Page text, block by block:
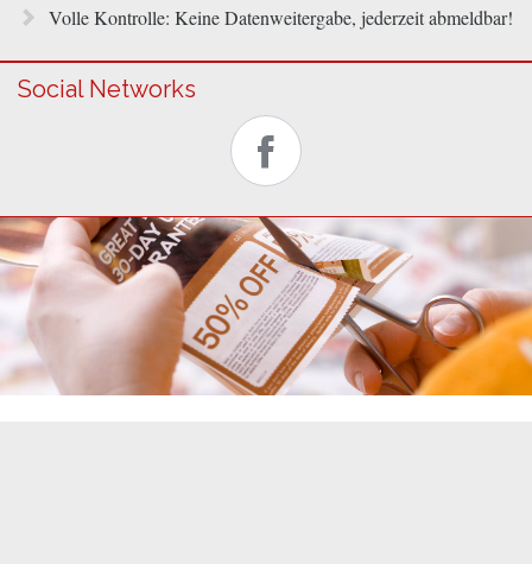
Volle Kontrolle: Keine Datenweitergabe, jederzeit abmeldbar!
Social Networks